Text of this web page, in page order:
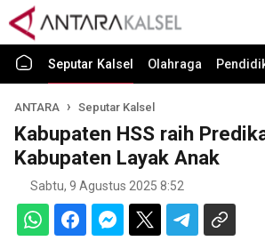
Seputar Kalsel Olahraga
ANTARA Seputar Kalsel
Kabupaten HSS raih
Kabupaten Layak Anak
Sabtu, 9 Agustus 2025 8:52